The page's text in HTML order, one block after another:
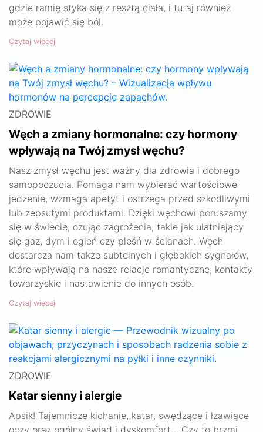
gdzie ramię styka się z resztą ciała, i tutaj również
może pojawić się ból.
Czytaj więcej
ZDROWIE
Węch a zmiany hormonalne: czy hormony
wpływają na Twój zmysł węchu?
Nasz zmysł węchu jest ważny dla zdrowia i dobrego
samopoczucia. Pomaga nam wybierać wartościowe
jedzenie, wzmaga apetyt i ostrzega przed szkodliwymi
lub zepsutymi produktami. Dzięki węchowi poruszamy
się w świecie, czując zagrożenia, takie jak ulatniający
się gaz, dym i ogień czy pleśń w ścianach. Węch
dostarcza nam także subtelnych i głębokich sygnałów,
które wpływają na nasze relacje romantyczne, kontakty
towarzyskie i nastawienie do innych osób.
Czytaj więcej
ZDROWIE
Katar sienny i alergie
Apsik! Tajemnicze kichanie, katar, swędzące i łzawiące
oczy oraz ogólny świąd i dyskomfort… Czy to brzmi